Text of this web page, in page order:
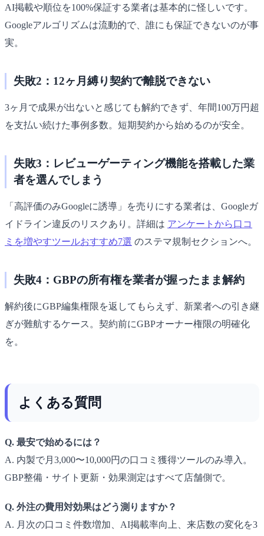
AI掲載や順位を100%保証する業者は基本的に怪しいです。
Googleアルゴリズムは流動的で、誰にも保証できないのが事
実。
失敗2：12ヶ月縛り契約で離脱できない
3ヶ月で成果が出ないと感じても解約できず、年間100万円超
を支払い続けた事例多数。短期契約から始めるのが安全。
失敗3：レビューゲーティング機能を搭載した業
者を選んでしまう
「高評価のみGoogleに誘導」を売りにする業者は、Googleガ
イドライン違反のリスクあり。詳細は アンケートから口コ
ミを増やすツールおすすめ7選 のステマ規制セクションへ。
失敗4：GBPの所有権を業者が握ったまま解約
解約後にGBP編集権限を返してもらえず、新業者への引き継
ぎが難航するケース。契約前にGBPオーナー権限の明確化
を。
よくある質問
Q. 最安で始めるには？
A. 内製で月3,000〜10,000円の口コミ獲得ツールのみ導入。
GBP整備・サイト更新・効果測定はすべて店舗側で。
Q. 外注の費用対効果はどう測りますか？
A. 月次の口コミ件数増加、AI掲載率向上、来店数の変化を3